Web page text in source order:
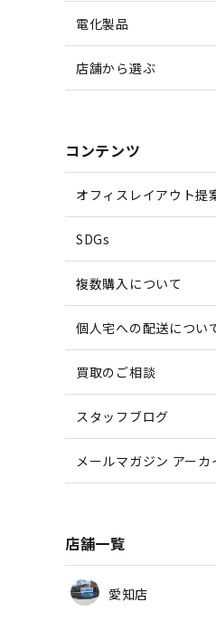
電化製品
店舗から選ぶ
コンテンツ
オフィスレイアウト提
SDGs
複数購入について
個人宅への配送につい
買取のご相談
スタッフブログ
メールマガジン アーカ
店舗一覧
愛知店